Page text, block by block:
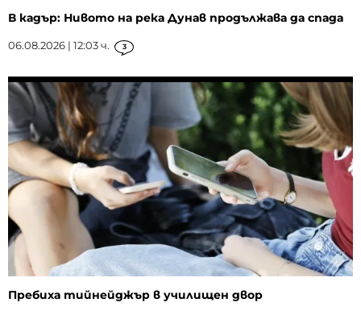
В кадър: Нивото на река Дунав продължава да спада
06.08.2026 | 12:03 ч. 3
Пребиха тийнейджър в училищен двор